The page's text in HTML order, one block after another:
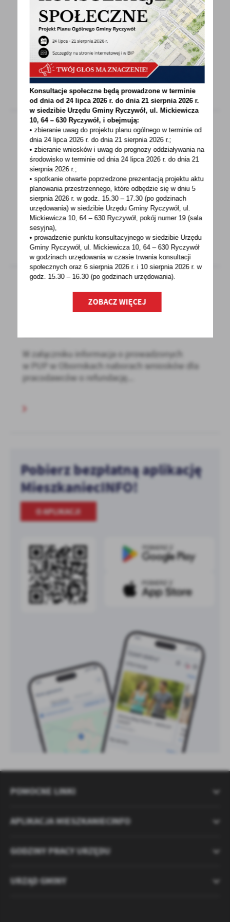
ZBIÓRKA ODPADÓW ROLNICZYCH
ZBIÓRKA ODPADÓW ROLNICZYCHPlanowany
termin: 28.11.2023 r.Miejsce zbiórki: ul.
Kolejowa w Ryczywole(teren...
30 - 10 - 2023
PRZEDŁUŻAMY TERMIN - CIEPŁE MIESZKANIE
Wojewódzki Fundusz Ochrony Środowiska
i Gospodarki Wodnej w Poznaniuogłosił nabór
wniosków o dofinansowanie...
W załączniku informacja o prowadzonych
w PUP w Obornikach naborach wniosków dla
pracodawców o refundację...
Pobierz bezpłatną aplikację
MieszkaniecINFO!
O APLIKACJI
POMOCNE LINKI
APLIKACJA MIESZKANIECINFO
GODZINY PRACY URZĘDU
URZĄD GMINY
Konsultacje społeczne będą prowadzone w terminie
od dnia od 24 lipca 2026 r. do dnia 21 sierpnia 2026 r.
w siedzibie Urzędu Gminy Ryczywół, ul. Mickiewicza
10, 64 – 630 Ryczywół, i obejmują:
• zbieranie uwag do projektu planu ogólnego w terminie od
dnia 24 lipca 2026 r. do dnia 21 sierpnia 2026 r.;
• zbieranie wniosków i uwag do prognozy oddziaływania na
środowisko w terminie od dnia 24 lipca 2026 r. do dnia 21
sierpnia 2026 r.;
• spotkanie otwarte poprzedzone prezentacją projektu aktu
planowania przestrzennego, które odbędzie się w dniu 5
sierpnia 2026 r.w godz. 15.30 – 17.30 (po godzinach
urzędowania) w siedzibie Urzędu Gminy Ryczywół, ul.
Mickiewicza 10, 64 – 630 Ryczywół, pokójnumer 19 (sala
sesyjna),
• prowadzenie punktu konsultacyjnego w siedzibie Urzędu
Gminy Ryczywół, ul. Mickiewicza 10, 64 – 630 Ryczywół
w godzinachurzędowania w czasie trwania konsultacji
społecznych oraz 6 sierpnia 2026 r. i 10 sierpnia 2026 r. w
godz. 15.30 – 16.30 (po godzinachurzędowania).
ZOBACZ WIĘCEJ